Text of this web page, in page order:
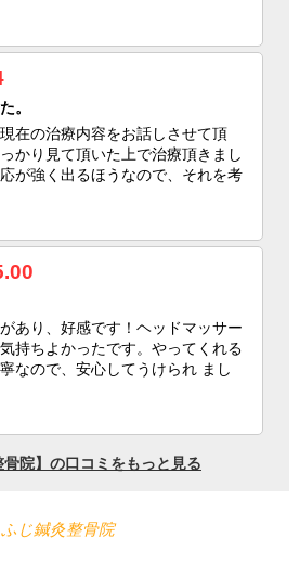
ふじ鍼灸整骨院